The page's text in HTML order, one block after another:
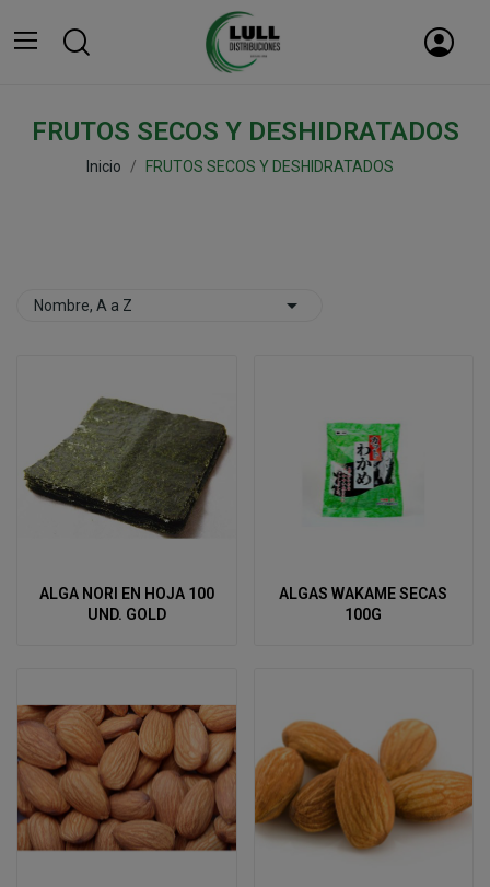
FRUTOS SECOS Y DESHIDRATADOS
Inicio FRUTOS SECOS Y DESHIDRATADOS
Nombre, A a Z 
ALGA NORI EN HOJA 100
UND. GOLD
ALGAS WAKAME SECAS
100G